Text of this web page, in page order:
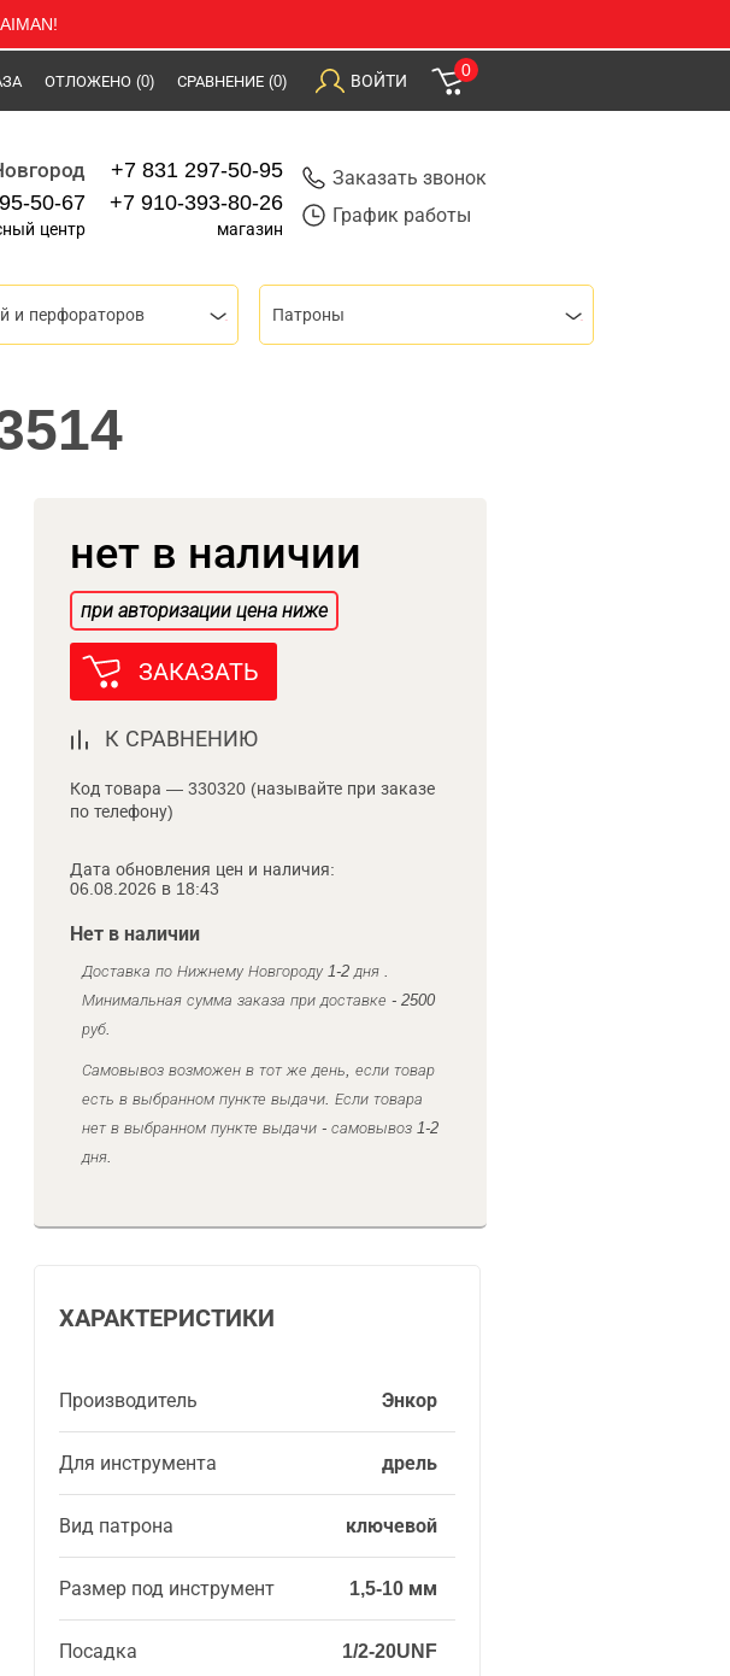
ОТЛОЖЕНО (0) СРАВНЕНИЕ (0) ВОЙТИ
0
50-67
центр
+7 831 297-50-95
+7 910-393-80-26
магазин
Заказать звонок
График работы
и перфораторов Патроны
нет в наличии
при авторизации цена ниже
ЗАКАЗАТЬ
К СРАВНЕНИЮ
Код товара — 330320 (называйте при заказе
по телефону)
Дата обновления цен и наличия:
06.08.2026 в 18:43
Нет в наличии
Доставка по Нижнему Новгороду 1-2 дня .
Минимальная сумма заказа при доставке - 2500
руб.
Самовывоз возможен в тот же день, если товар
есть в выбранном пункте выдачи. Если товара
нет в выбранном пункте выдачи - самовывоз 1-2
дня.
ХАРАКТЕРИСТИКИ
Производитель Энкор
Для инструмента дрель
Вид патрона ключевой
Размер под инструмент 1,5-10 мм
Посадка 1/2-20UNF